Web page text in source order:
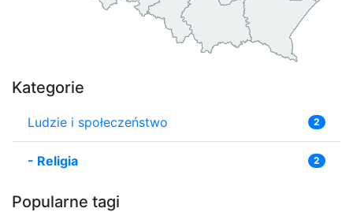
Kategorie
Ludzie i społeczeństwo 2
- Religia 2
Popularne tagi